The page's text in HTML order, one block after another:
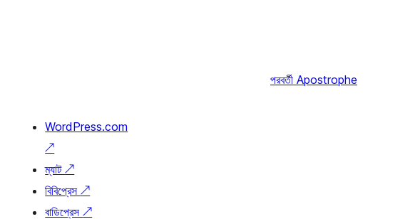
পরবর্তী Apostrophe
WordPress.com
↗
ম্যাট↗
বিবিপ্রেস↗
বাডিপ্রেস↗